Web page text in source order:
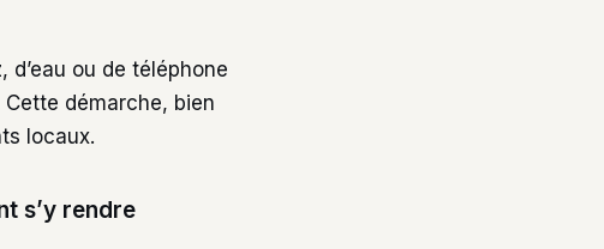
ou de téléphone
démarche, bien
locaux.
s’y rendre